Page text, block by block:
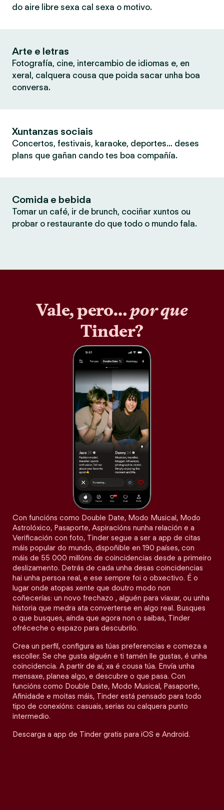
do aire libre sexa cal sexa o motivo.
Arte e letras
Fotografía, cine, intercambio de idiomas e, en
xeral, calquera cousa que poida sacar unha boa
conversa.
Xuntanzas sociais
Concertos, festivais, karaoke, deportes… deses
plans que gañan cando tes boa compañía.
Comida e bebida
Tomar un café, ir de brunch, cociñar xuntos ou
probar o restaurante do que todo o mundo fala.
Vale, pero…por que
Tinder?
Con funcións como Double Date, Modo Musical, Modo
Astrolóxico, Pasaporte, Aspiracións nunha relación e a
Verificación con foto, Tinder segue a ser a app de citas
máis popular do mundo, dispoñible en 190 países, con
máis de 55 000 millóns de coincidencias desde a primeiro
deslizamento. Detrás de cada unha desas coincidencias
hai unha persoa real, e ese sempre foi o obxectivo. É o
lugar onde atopas xente que doutro modo non
coñecerías: un novo frechazo , alguén para viaxar, ou unha
historia que medra ata converterse en algo real. Busques
o que busques, aínda que agora non o saibas, Tinder
ofréceche o espazo para descubrilo.
Crea un perfil, configura as túas preferencias e comeza a
escoller. Se che gusta alguén e ti tamén lle gustas, é unha
coincidencia. A partir de aí, xa é cousa túa. Envía unha
mensaxe, planea algo, e descubre o que pasa. Con
funcións como Double Date, Modo Musical, Pasaporte,
Afinidade e moitas máis, Tinder está pensado para todo
tipo de conexións: casuais, serias ou calquera punto
intermedio.
Descarga a app de Tinder gratis para iOS e Android.